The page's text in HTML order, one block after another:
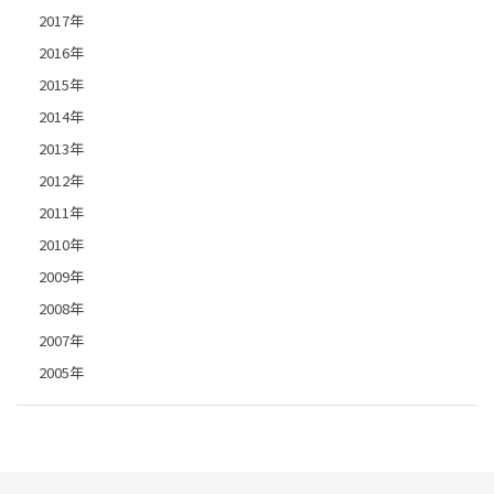
2017年
2016年
2015年
2014年
2013年
2012年
2011年
2010年
2009年
2008年
2007年
2005年